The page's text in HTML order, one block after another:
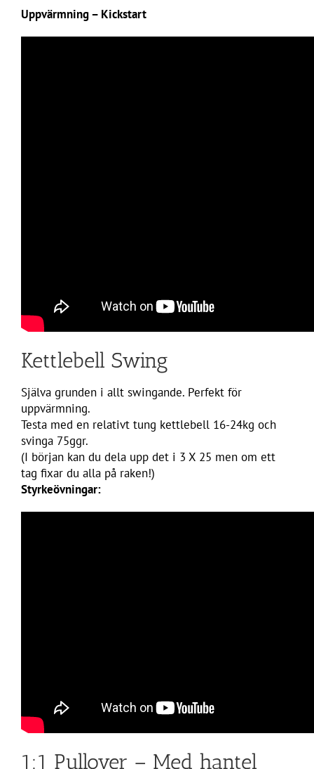
Uppvärmning – Kickstart
Kettlebell Swing
Själva grunden i allt swingande. Perfekt för
uppvärmning.
Testa med en relativt tung kettlebell 16-24kg och
svinga 75ggr.
(I början kan du dela upp det i 3 X 25 men om ett
tag fixar du alla på raken!)
Styrkeövningar:
1:1 Pullover – Med hantel